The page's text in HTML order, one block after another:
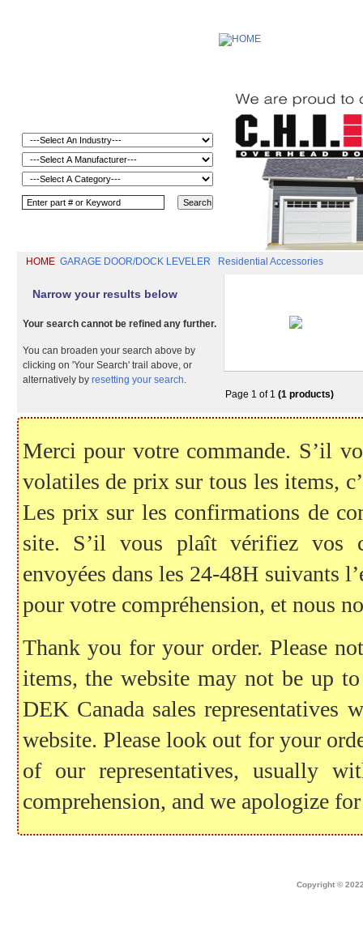
HOME GARAGE DOOR/DOCK LEVELER Residential Accessories
Narrow your results below
Your search cannot be refined any further.
You can broaden your search above by
clicking on 'Your Search' trail above, or
alternatively by resetting your search.
Page 1 of 1 (1 products)
Merci pour votre commande. S’il
volatiles de prix sur tous les items,
Les prix sur les confirmations de
site. S’il vous plaît vérifiez vos
envoyées dans les 24-48H suivants
pour votre compréhension, et nous
Thank you for your order. Please
items, the website may not be up
DEK Canada sales representatives
website. Please look out for your
of our representatives, usually
comprehension, and we apologize
Copyright ©